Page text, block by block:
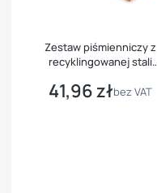
Zestaw piśmienniczy z
recyklingowanej stali
Cena
41,96 złbez VAT